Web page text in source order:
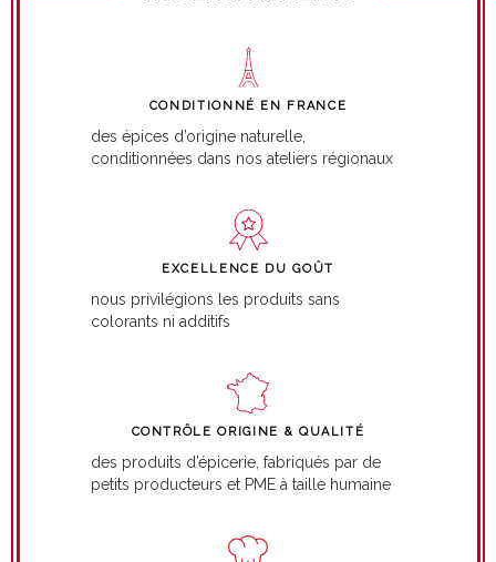
CONDITIONNÉ EN FRANCE
des épices d’origine naturelle,
conditionnées dans nos ateliers régionaux
EXCELLENCE DU GOÛT
nous privilégions les produits sans
colorants ni additifs
CONTRÔLE ORIGINE & QUALITÉ
des produits d’épicerie, fabriqués par de
petits producteurs et PME à taille humaine